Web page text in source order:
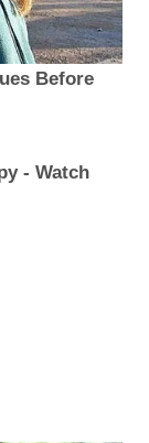
Before
- Watch